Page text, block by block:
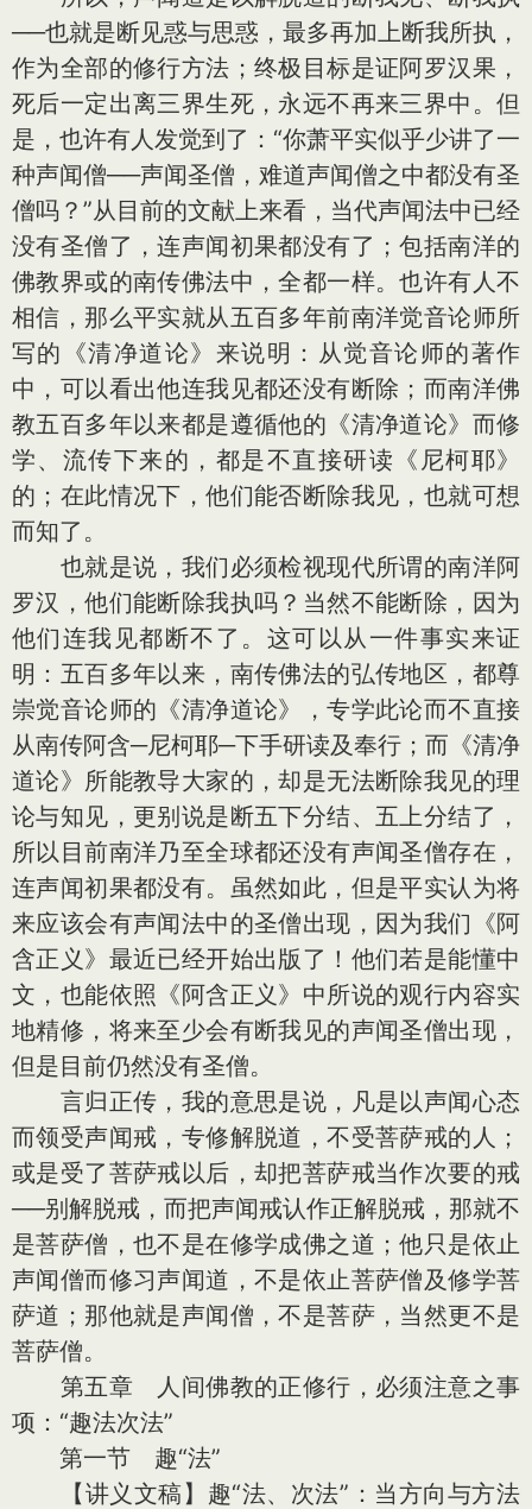
──也就是断见惑与思惑，最多再加上断我所执，
作为全部的修行方法；终极目标是证阿罗汉果，
死后一定出离三界生死，永远不再来三界中。但
是，也许有人发觉到了：“你萧平实似乎少讲了一
种声闻僧──声闻圣僧，难道声闻僧之中都没有圣
僧吗？”从目前的文献上来看，当代声闻法中已经
没有圣僧了，连声闻初果都没有了；包括南洋的
佛教界或的南传佛法中，全都一样。也许有人不
相信，那么平实就从五百多年前南洋觉音论师所
写的《清净道论》来说明：从觉音论师的著作
中，可以看出他连我见都还没有断除；而南洋佛
教五百多年以来都是遵循他的《清净道论》而修
学、流传下来的，都是不直接研读《尼柯耶》
的；在此情况下，他们能否断除我见，也就可想
而知了。
也就是说，我们必须检视现代所谓的南洋阿
罗汉，他们能断除我执吗？当然不能断除，因为
他们连我见都断不了。这可以从一件事实来证
明：五百多年以来，南传佛法的弘传地区，都尊
崇觉音论师的《清净道论》，专学此论而不直接
从南传阿含─尼柯耶─下手研读及奉行；而《清净
道论》所能教导大家的，却是无法断除我见的理
论与知见，更别说是断五下分结、五上分结了，
所以目前南洋乃至全球都还没有声闻圣僧存在，
连声闻初果都没有。虽然如此，但是平实认为将
来应该会有声闻法中的圣僧出现，因为我们《阿
含正义》最近已经开始出版了！他们若是能懂中
文，也能依照《阿含正义》中所说的观行内容实
地精修，将来至少会有断我见的声闻圣僧出现，
但是目前仍然没有圣僧。
言归正传，我的意思是说，凡是以声闻心态
而领受声闻戒，专修解脱道，不受菩萨戒的人；
或是受了菩萨戒以后，却把菩萨戒当作次要的戒
──别解脱戒，而把声闻戒认作正解脱戒，那就不
是菩萨僧，也不是在修学成佛之道；他只是依止
声闻僧而修习声闻道，不是依止菩萨僧及修学菩
萨道；那他就是声闻僧，不是菩萨，当然更不是
菩萨僧。
第五章 人间佛教的正修行，必须注意之事
项：“趣法次法”
第一节 趣“法”
【讲义文稿】趣“法、次法”：当方向与方法